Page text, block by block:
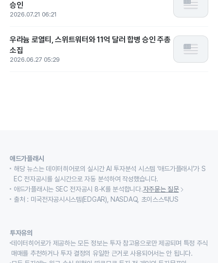
승인
2026.07.21 06:21
우라늄 로열티, 스위트워터와 11억 달러 합병 승인 주총
소집
2026.06.27 05:29
애드가플래시
해당 뉴스는 데이터히어로의 실시간 AI 투자분석 시스템 ‘애드가플래시’가 S
EC 전자공시를 실시간으로 자동 분석하여 작성했습니다.
애드가플래시는 SEC 전자공시 8-K를 분석합니다.자주묻는 질문
출처 : 미국전자공시시스템(EDGAR), NASDAQ, 초이스스탁US
투자유의
데이터히어로가 제공하는 모든 정보는 투자 참고용으로만 제공되며 특정 주식
매매를 추천하거나 투자 결정의 유일한 근거로 사용되어서는 안 됩니다.